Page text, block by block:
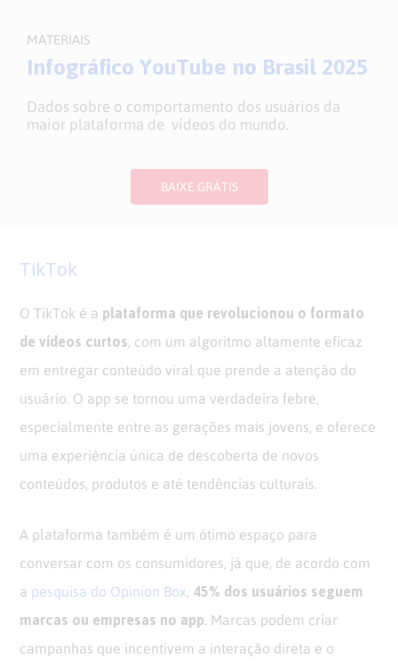
MATERIAIS
Infográfico YouTube no Brasil 2025
Dados sobre o comportamento dos usuários da
maior plataforma de vídeos do mundo.
BAIXE GRÁTIS
TikTok
O TikTok é a plataforma que revolucionou o formato
de vídeos curtos , com um algoritmo altamente eficaz
em entregar conteúdo viral que prende a atenção do
usuário. O app se tornou uma verdadeira febre,
especialmente entre as gerações mais jovens, e oferece
uma experiência única de descoberta de novos
conteúdos, produtos e até tendências culturais.
A plataforma também é um ótimo espaço para
conversar com os consumidores, já que, de acordo com
a pesquisa do Opinion Box 45% dos usuários seguem
marcas ou empresas no app . Marcas podem criar
campanhas que incentivem a interação direta e o